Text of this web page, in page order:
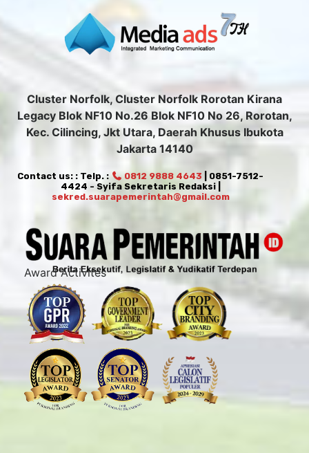
Cluster Norfolk, Cluster Norfolk Rorotan Kirana
Legacy Blok NF10 No.26 Blok NF10 No 26, Rorotan,
Kec. Cilincing, Jkt Utara, Daerah Khusus Ibukota
Jakarta 14140
Contact us: : Telp. : 0812 9888 4643 | 0851-7512-
4424 - Syifa Sekretaris Redaksi |
sekred.suarapemerintah@gmail.com
Award Activites